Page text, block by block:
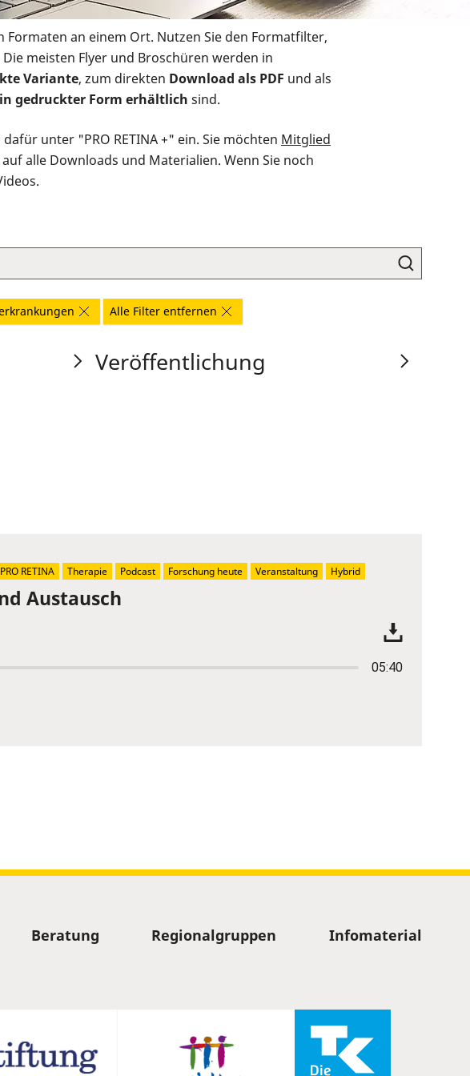
Formaten an einem Ort. Nutzen Sie den Formatfilter,
meisten Flyer und Broschüren werden in
Variante, zum direkten Download als PDF und als
gedruckter Form erhältlich sind.
unter "PRO RETINA +" ein. Sie möchten Mitglied
alle Downloads und Materialien. Wenn Sie noch
Alle Filter entfernen
Veröffentlichung
Austausch
05:40
PRO RETINA Therapie Podcast Forschung heute Veranstaltung Hybrid
Beratung Regionalgruppen Infomaterial